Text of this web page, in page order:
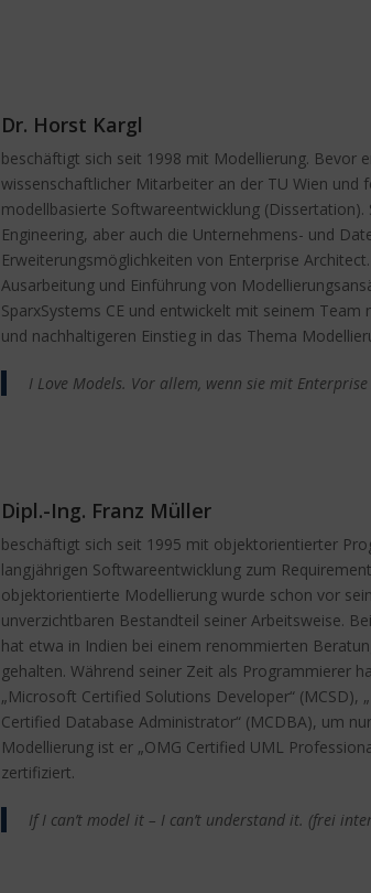
Dr. Horst Kargl
beschäftigt sich seit 1998 mit Modellierung. Bevor
wissenschaftlicher Mitarbeiter an der TU Wien und
modellbasierte Softwareentwicklung
Engineering, aber auch die Unternehmens- und
Erweiterungsmöglichkeiten von Enterprise
Ausarbeitung und Einführung von
SparxSystems CE und entwickelt mit seinem
und nachhaltigeren Einstieg in das Thema
I Love Models. Vor allem, wenn sie mit
Dipl.-Ing. Franz Müller
beschäftigt sich seit 1995 mit objektorientierter
langjährigen Softwareentwicklung zum
objektorientierte Modellierung wurde schon vor
unverzichtbaren Bestandteil seiner Arbeitsweise.
hat etwa in Indien bei einem renommierten
gehalten.Während seiner Zeit als Programmierer
„Microsoft Certified Solutions Developer“ (MCSD),
Certified Database Administrator“ (MCDBA), um
Modellierung ist er „OMG Certified UML
zertifiziert.
If I can’t model it – I can’t understand it. (frei